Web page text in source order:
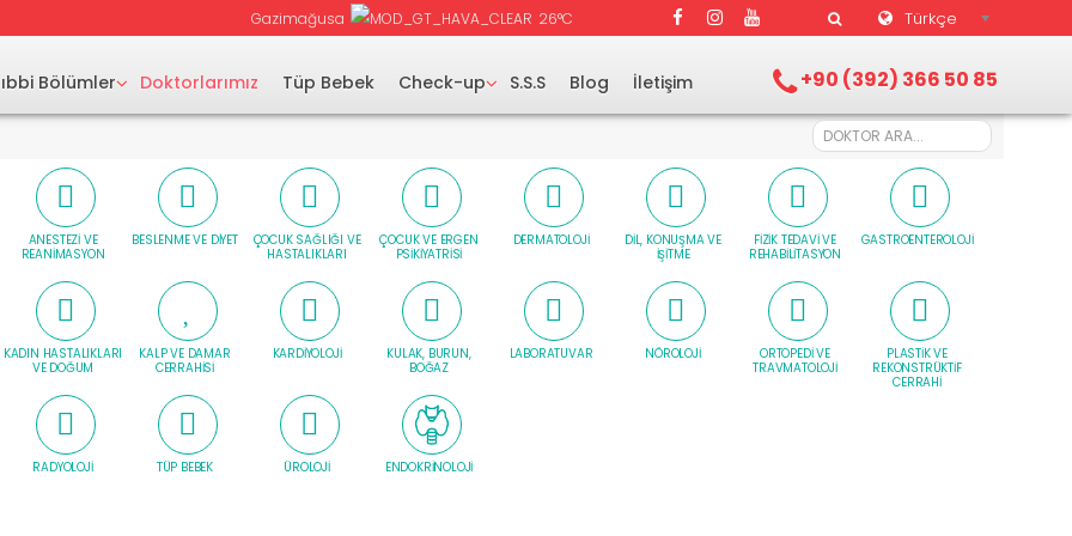
Gazimağusa 26°C Türkçe
+90 (392) 366 50 85
Bölümler Doktorlarımız Tüp Bebek Check-up S.S.S Blog İletişim
ANESTEZI VE
REANIMASYON
BESLENME VE DIYET
ÇOCUK SAĞLIĞI VE
HASTALIKLARI
ÇOCUK VE ERGEN
PSIKIYATRISI
DERMATOLOJI
DIL, KONUŞMA VE
İŞITME
FIZIK TEDAVI VE
REHABILITASYON
GASTROENTEROLOJI
KADIN HASTALIKLARI
VE DOĞUM
KALP VE DAMAR
CERRAHISI
KARDIYOLOJI
KULAK, BURUN,
BOĞAZ
LABORATUVAR NÖROLOJI
ORTOPEDI VE
TRAVMATOLOJI
PLASTIK VE
REKONSTRÜKTIF
CERRAHI
RADYOLOJI TÜP BEBEK ÜROLOJI ENDOKRINOLOJI